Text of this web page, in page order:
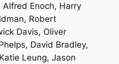
Alfred Enoch, Harry
Robert
Davis, Oliver
David Bradley,
Leung, Jason